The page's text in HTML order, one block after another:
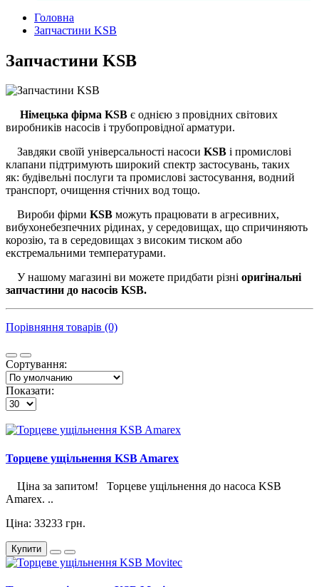
Головна
Запчастини KSB
Запчастини KSB
Німецька фірма KSB є однією з провідних світових
виробників насосів і трубопровідної арматури.
Завдяки своїй універсальності насоси KSB і промислові
клапани підтримують широкий спектр застосувань, таких
як: будівельні послуги та промислові застосування, водний
транспорт, очищення стічних вод тощо.
Вироби фірми KSB можуть працювати в агресивних,
вибухонебезпечних рідинах, у середовищах, що спричиняють
корозію, та в середовищах з високим тиском або
екстремальними температурами.
У нашому магазині ви можете придбати різні оригінальні
запчастини до насосів KSB.
Порівняння товарів (0)
Сортування:
Показати:
Торцеве ущільнення KSB Amarex
Ціна за запитом! Торцеве ущільнення до насоса KSB
Amarex. ..
Ціна: 33233 грн.
Купити